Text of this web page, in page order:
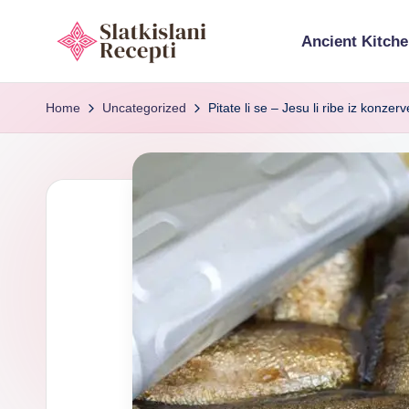
content
S
l
Exploring
ancient
tools,
recipes,
Ancient
Home Uncategorized Pitate li se – Jesu li ribe iz